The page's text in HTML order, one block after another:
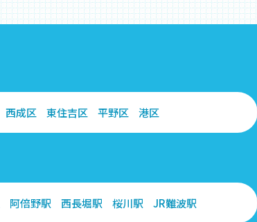
西成区 東住吉区 平野区 港区
阿倍野駅 西長堀駅 桜川駅 JR難波駅